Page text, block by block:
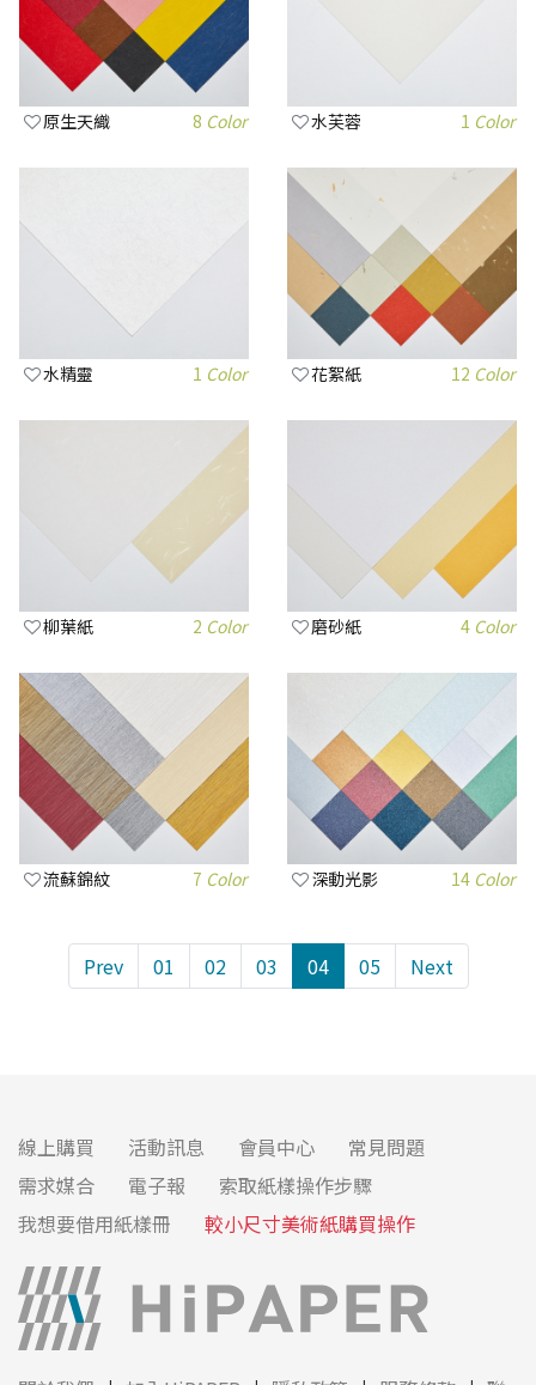
原生天織 8 Color 水芙蓉 1 Color
水精靈 1 Color 花絮紙 12 Color
柳葉紙 2 Color 磨砂紙 4 Color
流蘇錦紋 7 Color 深動光影 14 Color
Prev 01 02 03 04 05 Next
線上購買 活動訊息 會員中心
常見問題
需求媒合
電子報
索取紙樣操作步驟
我想要借用紙樣冊
較小尺寸美術紙購買操作